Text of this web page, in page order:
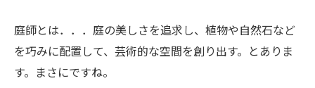
庭師とは．．． 庭の美しさを追求し、植物や自然石など
を巧みに配置して、芸術的な空間を創り出す。とありま
す。まさにですね。